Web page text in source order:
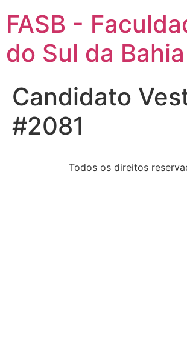
FASB -
do Sul da Bahia
Candidato
#2081
Todos os direitos